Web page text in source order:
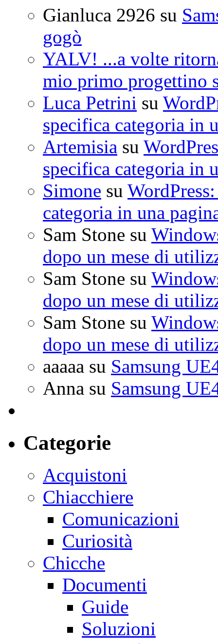
Gianluca 2926 su
gogò
YALV! ...a volte
mio primo progettino
Luca Petrini su
specifica categoria in
Artemisia su
specifica categoria in
Simone su
categoria in una
Sam Stone su
dopo un mese di
Sam Stone su
dopo un mese di
Sam Stone su
dopo un mese di
aaaaa su Samsung
Anna su Samsung
Categorie
Acquistoni
Chiacchiere
Comunicazioni
Curiosità
Chicche
Documenti
Guide
Soluzioni